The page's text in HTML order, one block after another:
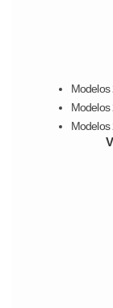
Modelos
Modelos
Modelos